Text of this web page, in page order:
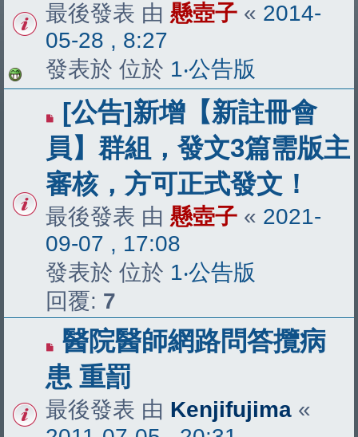
最後發表 由 懸壺子 « 2014-
05-28 , 8:27
發表於 位於 1‧公告版
[公告]新增【新註冊會
員】群組，發文3篇需版主
審核，方可正式發文！
最後發表 由 懸壺子 « 2021-
09-07 , 17:08
發表於 位於 1‧公告版
回覆: 7
醫院醫師網路問答攬病
患 重罰
最後發表 由 Kenjifujima «